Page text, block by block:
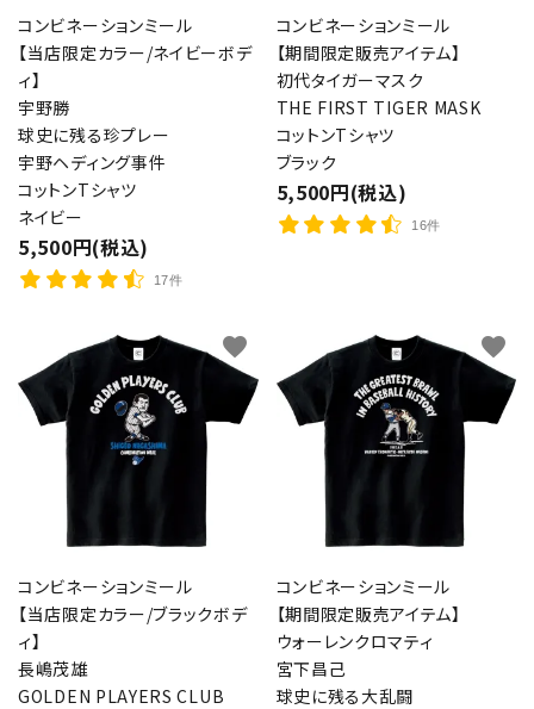
コンビネーションミール
【当店限定カラー/ネイビーボデ
ィ】
宇野勝
球史に残る珍プレー
宇野ヘディング事件
コットンTシャツ
ネイビー
5,500円(税込)
17件
コンビネーションミール
【期間限定販売アイテム】
初代タイガーマスク
THE FIRST TIGER MASK
コットンTシャツ
ブラック
5,500円(税込)
16件
コンビネーションミール
【当店限定カラー/ブラックボデ
ィ】
長嶋茂雄
GOLDEN PLAYERS CLUB
favorite
コンビネーションミール
【期間限定販売アイテム】
ウォーレンクロマティ
宮下昌己
球史に残る大乱闘
favorite